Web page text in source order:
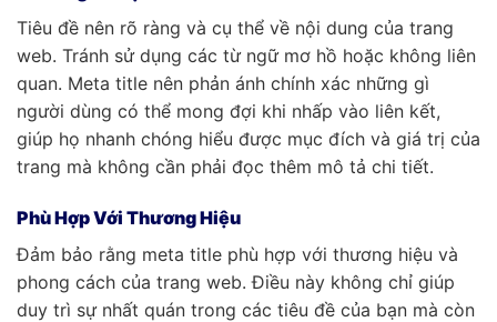
Tiêu đề nên rõ ràng và cụ thể về nội dung của trang
web. Tránh sử dụng các từ ngữ mơ hồ hoặc không liên
quan. Meta title nên phản ánh chính xác những gì
người dùng có thể mong đợi khi nhấp vào liên kết,
giúp họ nhanh chóng hiểu được mục đích và giá trị của
trang mà không cần phải đọc thêm mô tả chi tiết.
Phù Hợp Với Thương Hiệu
Đảm bảo rằng meta title phù hợp với thương hiệu và
phong cách của trang web. Điều này không chỉ giúp
duy trì sự nhất quán trong các tiêu đề của bạn mà còn